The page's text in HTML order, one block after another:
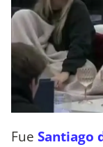
Fue Santiago